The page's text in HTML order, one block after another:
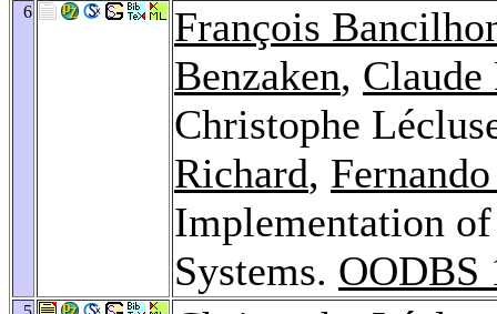
6
François
Benzaken,
Christophe
Richard,
Implementation
Systems. OODBS